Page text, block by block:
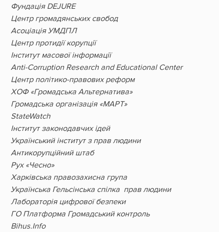
Фундація DEJURE
Центр громадянських свобод
Асоціація УМДПЛ
Центр протидії корупції
Інститут масової інформації
Anti-Corruption Research and Educational Center
Центр політико-правових реформ
ХОФ «Громадська Альтернатива»
Громадська організація «МАРТ»
StateWatch
Інститут законодавчих ідей
Український інститут з прав людини
Антикорупційний штаб
Рух «Чесно»
Харківська правозахисна група
Українська Гельсінська спілка прав людини
Лабораторія цифрової безпеки
ГО Платформа Громадський контроль
Bihus.Info